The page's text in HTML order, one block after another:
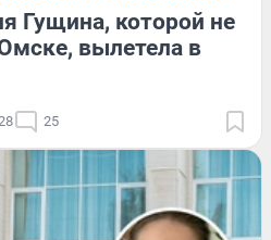
Гущина, которой не
вылетела в
25